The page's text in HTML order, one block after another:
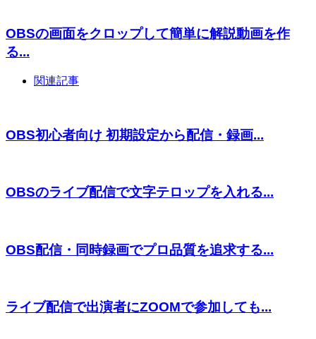
OBSの画面をクロップして簡単に解説動画を作
る...
関連記事
OBS初心者向け 初期設定から配信・録画...
OBSのライブ配信で文字テロップを入れる...
OBS配信・同時録画でプロ品質を追求する...
ライブ配信で出演者にZOOMで参加しても...